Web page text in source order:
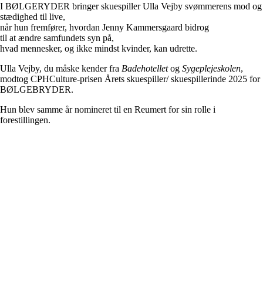
I BØLGERYDER bringer skuespiller Ulla Vejby svømmerens mod og
stædighed til live,
når hun fremfører, hvordan Jenny Kammersgaard bidrog
til at ændre samfundets syn på,
hvad mennesker, og ikke mindst kvinder, kan udrette.
Ulla Vejby, du måske kender fra Badehotelletog Sygeplejeskolen,
modtog CPHCulture-prisen Årets skuespiller/ skuespillerinde 2025 for
BØLGEBRYDER.
Hun blev samme år nomineret til en Reumert for sin rolle i
forestillingen.